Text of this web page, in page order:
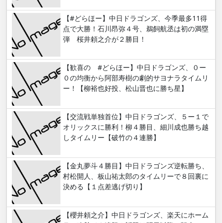
【#どらほー】中日ドラゴンズ、今季最多11得
点で大勝！石川昂弥４号、鵜飼航丞は初の満塁
弾 桜井頼之介が２勝目！
【歓喜の #どらほー】中日ドラゴンズ、０ー
０の均衡から阿部寿樹の劇的サヨナラタイムリ
ー！【柳裕也好投、松山晋也に勝ち星】
【交流戦単独首位】中日ドラゴンズ、５ー１で
オリックスに勝利！柳４勝目、細川成也勝ち越
しタイムリー【破竹の４連勝】
【金丸夢斗４勝目】中日ドラゴンズ逆転勝ち、
村松開人、板山祐太郎のタイムリーで８回裏に
決める【１点差逃げ切り】
【櫻井頼之介】中日ドラゴンズ、楽天にホーム